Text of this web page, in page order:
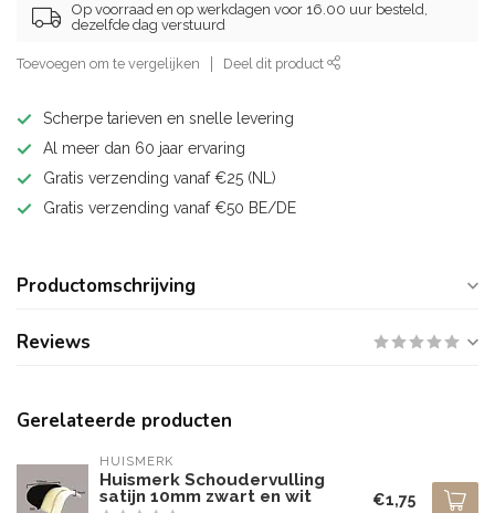
Op voorraad en op werkdagen voor 16.00 uur besteld,
dezelfde dag verstuurd
Toevoegen om te vergelijken Deel dit product
Scherpe tarieven en snelle levering
Al meer dan 60 jaar ervaring
Gratis verzending vanaf €25 (NL)
Gratis verzending vanaf €50 BE/DE
Productomschrijving
Reviews
Gerelateerde producten
HUISMERK
Huismerk Schoudervulling
satijn 10mm zwart en wit
€1,75